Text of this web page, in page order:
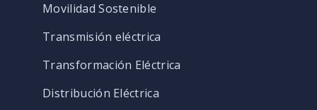
Movilidad Sostenible
Transmisión eléctrica
Transformación Eléctrica
Distribución Eléctrica